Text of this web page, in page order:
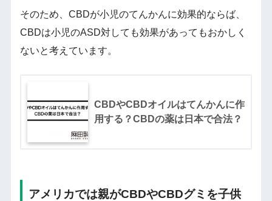
そのため、CBDが小児のてんかんに効果的ならば、
CBDは小児のASD対しても効果があってもおかしく
ないと考えています。
CBDやCBDオイルはてんかんに作
用する？CBDの薬は日本で合法？
アメリカでは親がCBDやCBDグミを子供